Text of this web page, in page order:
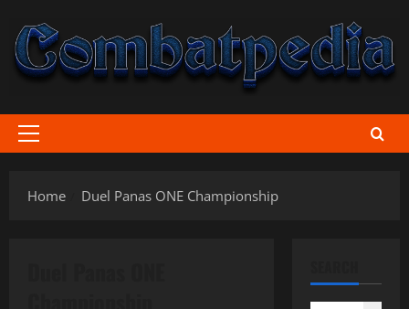
content
Primary
Home
Duel Panas ONE Championship